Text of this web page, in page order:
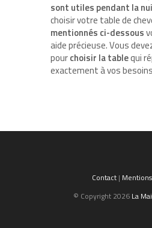
sont utiles pendant la
choisir votre table de
mentionnés ci-dessous
aide précieuse. Vous
pourchoisir la tablequi
exactement à vos
Contact|
© Copyright 2026 La